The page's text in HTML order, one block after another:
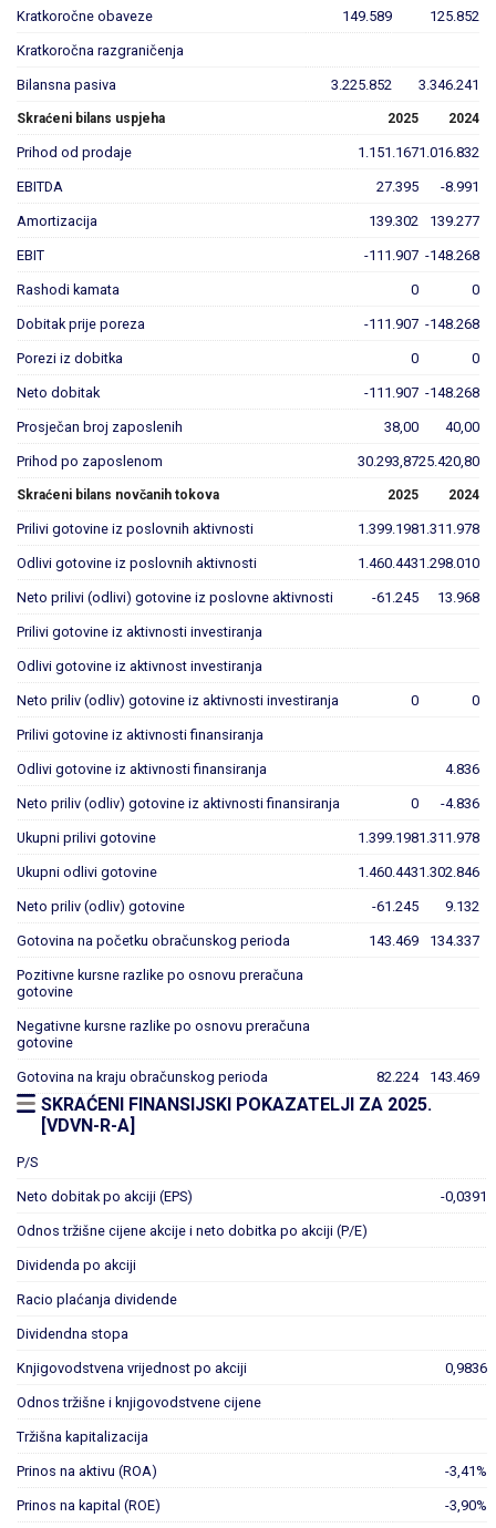
Kratkoročne obaveze 149.589 125.852
Kratkoročna razgraničenja
Bilansna pasiva 3.225.852 3.346.241
Skraćeni bilans uspjeha 2025 2024
Prihod od prodaje 1.151.1671.016.832
EBITDA 27.395 -8.991
Amortizacija 139.302 139.277
EBIT -111.907 -148.268
Rashodi kamata 0 0
Dobitak prije poreza -111.907 -148.268
Porezi iz dobitka 0 0
Neto dobitak -111.907 -148.268
Prosječan broj zaposlenih 38,00 40,00
Prihod po zaposlenom 30.293,8725.420,80
Skraćeni bilans novčanih tokova 2025 2024
Prilivi gotovine iz poslovnih aktivnosti 1.399.1981.311.978
Odlivi gotovine iz poslovnih aktivnosti 1.460.4431.298.010
Neto prilivi (odlivi) gotovine iz poslovne aktivnosti -61.245 13.968
Prilivi gotovine iz aktivnosti investiranja
Odlivi gotovine iz aktivnost investiranja
Neto priliv (odliv) gotovine iz aktivnosti investiranja 0 0
Prilivi gotovine iz aktivnosti finansiranja
Odlivi gotovine iz aktivnosti finansiranja 4.836
Neto priliv (odliv) gotovine iz aktivnosti finansiranja 0 -4.836
Ukupni prilivi gotovine 1.399.1981.311.978
Ukupni odlivi gotovine 1.460.4431.302.846
Neto priliv (odliv) gotovine -61.245 9.132
Gotovina na početku obračunskog perioda 143.469 134.337
Pozitivne kursne razlike po osnovu preračuna
gotovine
Negativne kursne razlike po osnovu preračuna
gotovine
Gotovina na kraju obračunskog perioda 82.224 143.469
SKRAĆENI FINANSIJSKI POKAZATELJI ZA 2025.
[VDVN-R-A]
P/S
Neto dobitak po akciji (EPS) -0,0391
Odnos tržišne cijene akcije i neto dobitka po akciji (P/E)
Dividenda po akciji
Racio plaćanja dividende
Dividendna stopa
Knjigovodstvena vrijednost po akciji 0,9836
Odnos tržišne i knjigovodstvene cijene
Tržišna kapitalizacija
Prinos na aktivu (ROA) -3,41%
Prinos na kapital (ROE) -3,90%